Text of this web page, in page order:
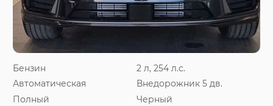
Бензин
2 л, 254 л.с.
Автоматическая
Внедорожник 5 дв.
Полный
Черный